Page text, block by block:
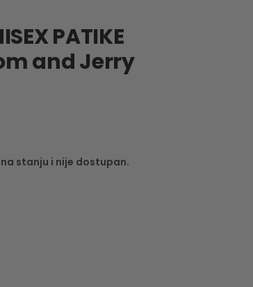
PATIKE
and Jerry
stanju i nije dostupan.